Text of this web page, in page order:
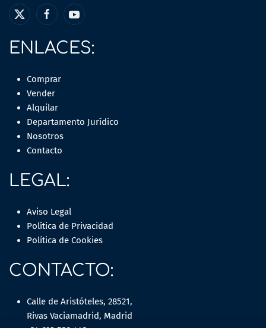
ENLACES:
Comprar
Vender
Alquilar
Departamento Jurídico
Nosotros
Contacto
LEGAL:
Aviso Legal
Política de Privacidad
Política de Cookies
CONTACTO:
Calle de Aristóteles, 28521,
Rivas Vaciamadrid, Madrid